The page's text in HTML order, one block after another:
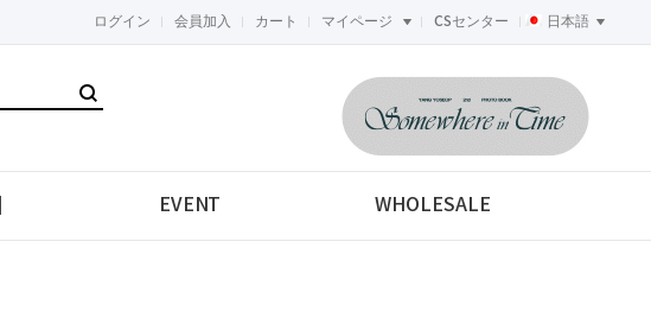
ログイン 会員加入 カート マイページ CSセンター 日本語
<-->
EVENT WHOLESALE